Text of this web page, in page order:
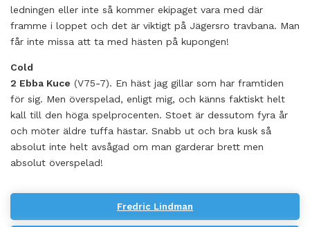
ledningen eller inte så kommer ekipaget vara med där
framme i loppet och det är viktigt på Jägersro travbana. Man
får inte missa att ta med hästen på kupongen!
Cold
2 Ebba Kuce (V75-7). En häst jag gillar som har framtiden
för sig. Men överspelad, enligt mig, och känns faktiskt helt
kall till den höga spelprocenten. Stoet är dessutom fyra år
och möter äldre tuffa hästar. Snabb ut och bra kusk så
absolut inte helt avsågad om man garderar brett men
absolut överspelad!
Fredric Lindman